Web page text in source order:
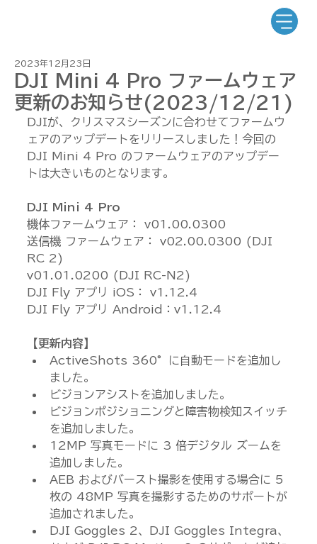
DJI Mini 4 Pro ファームウェア
更新のお知らせ(2023/12/21)
2023年12月23日
DJIが、クリスマスシーズンに合わせてファームウ
ェアのアップデートをリリースしました！今回の
DJI Mini 4 Pro のファームウェアのアップデー
トは大きいものとなります。
DJI Mini 4 Pro
機体ファームウェア： v01.00.0300
送信機 ファームウェア： v02.00.0300 (DJI
RC 2)
v01.01.0200 (DJI RC-N2)
DJI Fly アプリ iOS： v1.12.4
DJI Fly アプリ Android：v1.12.4
【更新内容】
ActiveShots 360°に自動モードを追加し
ました。
ビジョンアシストを追加しました。
ビジョンポジショニングと障害物検知スイッチ
を追加しました。
12MP 写真モードに 3 倍デジタル ズームを
追加しました。
AEB およびバースト撮影を使用する場合に 5
枚の 48MP 写真を撮影するためのサポートが
追加されました。
DJI Goggles 2、DJI Goggles Integra、